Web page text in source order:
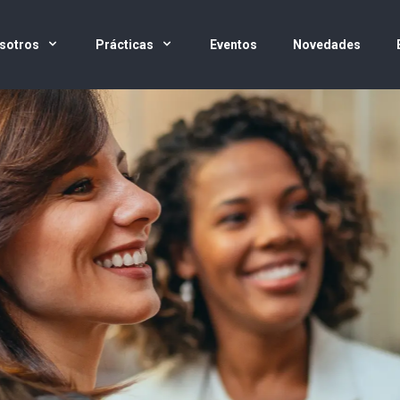
Prácticas Eventos Novedades